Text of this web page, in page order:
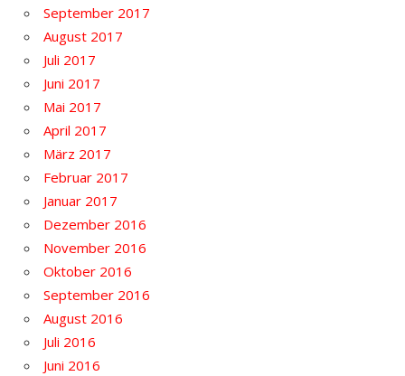
September 2017
August 2017
Juli 2017
Juni 2017
Mai 2017
April 2017
März 2017
Februar 2017
Januar 2017
Dezember 2016
November 2016
Oktober 2016
September 2016
August 2016
Juli 2016
Juni 2016